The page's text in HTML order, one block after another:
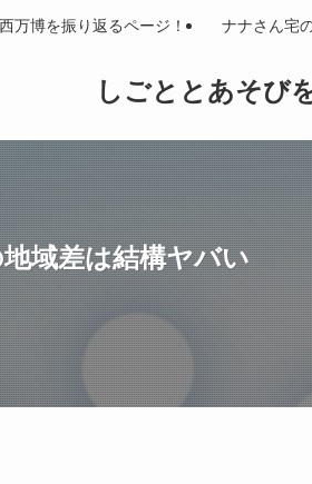
しごととあそび
万博を振り返るページ！ ナナさん宅
域差は結構ヤバい